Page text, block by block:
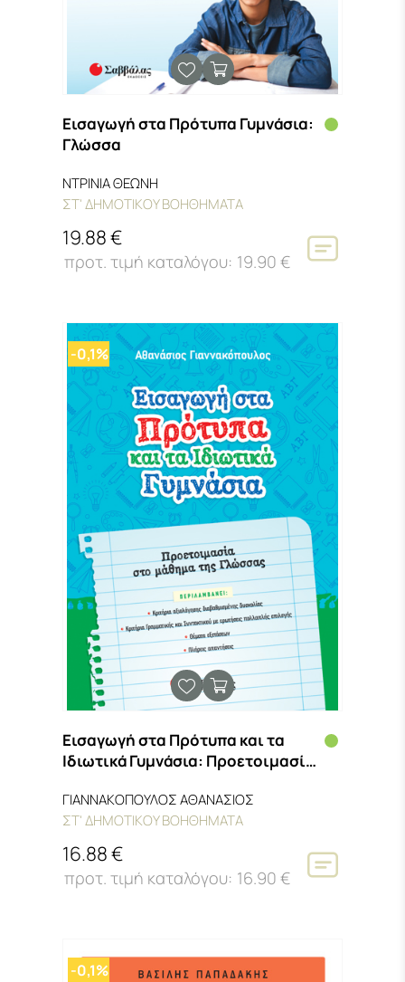
Εισαγωγή στα Πρότυπα Γυμνάσια:
Γλώσσα
ΝΤΡΙΝΙΑ ΘΕΩΝΗ
ΣΤ' ΔΗΜΟΤΙΚΟΥ ΒΟΗΘΗΜΑΤΑ
19.88 €
19.90 €
-0,1%
Εισαγωγή στα Πρότυπα και τα
Ιδιωτικά Γυμνάσια: Προετοιμασία
ΓΙΑΝΝΑΚΟΠΟΥΛΟΣ ΑΘΑΝΑΣΙΟΣ
ΣΤ' ΔΗΜΟΤΙΚΟΥ ΒΟΗΘΗΜΑΤΑ
16.88 €
16.90 €
-0,1%